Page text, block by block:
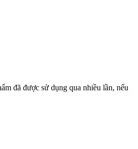
đã được sử dụng qua nhiều lần, nếu